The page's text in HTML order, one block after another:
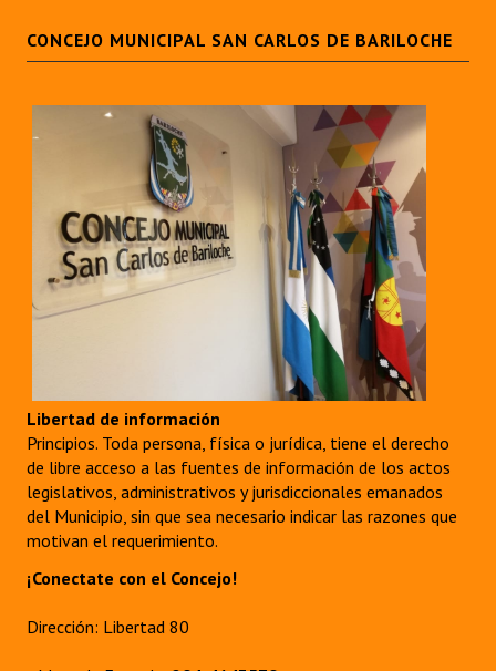
CONCEJO MUNICIPAL SAN CARLOS DE BARILOCHE
Libertad de información
Principios. Toda persona, física o jurídica, tiene el derecho
de libre acceso a las fuentes de información de los actos
legislativos, administrativos y jurisdiccionales emanados
del Municipio, sin que sea necesario indicar las razones que
motivan el requerimiento.
¡Conectate con el Concejo!
Dirección: Libertad 80